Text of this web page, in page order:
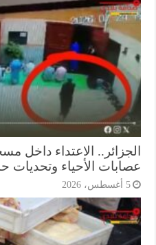
الاعتداء داخل
الأحياء وتحديات حماية